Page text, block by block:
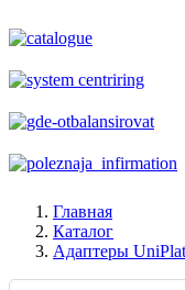
Главная
Каталог
Адаптеры